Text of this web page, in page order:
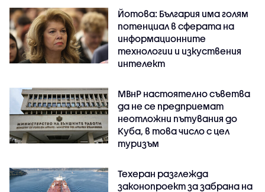
Йотова: България има голям
потенциал в сферата на
информационните
технологии и изкуствения
интелект
МВнР настоятелно съветва
да не се предприемат
неотложни пътувания до
Куба, в това число с цел
туризъм
Техеран разглежда
законопроект за забрана на